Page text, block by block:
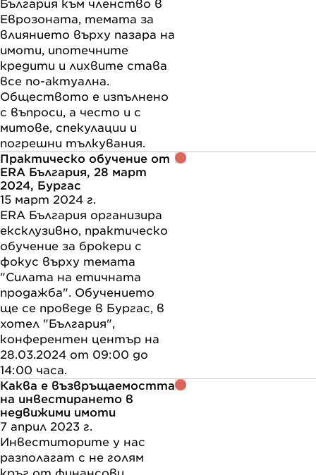
България към членство в
Еврозоната, темата за
влиянието върху пазара на
имоти, ипотечните
кредити и лихвите става
все по-актуална.
Обществото е изпълнено
с въпроси, а често и с
митове, спекулации и
погрешни тълкувания.
Практическо обучение от
ERA България, 28 март
2024, Бургас
15 март 2024 г.
ERA България организира
ексклузивно, практическо
обучение за брокери с
фокус върху темата
"Силата на етичната
продажба". Обучението
ще се проведе в Бургас, в
хотел "България",
конферентен център на
28.03.2024 от 09:00 до
14:00 часа.
Каква е възвръщаемостта
на инвестирането в
недвижими имоти
7 април 2023 г.
Инвеститорите у нас
разполагат с не голям